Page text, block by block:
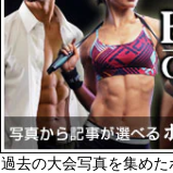
過去の大会写真を集めた